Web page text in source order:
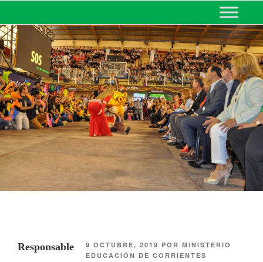
MINISTERIO DE EDUCACIÓN
DE CORRIENTES
9 OCTUBRE, 2019 PORMINISTERIO
EDUCACIÓN DE CORRIENTES
Responsable